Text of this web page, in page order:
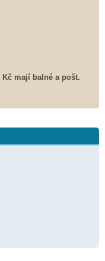
Kč mají balné a pošt.